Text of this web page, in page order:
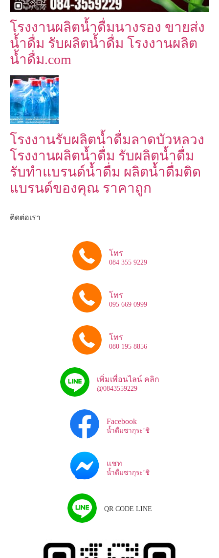
โรงงานผลิตน้ำดื่มนางรอง ขายส่ง
น้ำดื่ม รับผลิตน้ำดื่ม โรงงานผลิต
น้ำดื่ม.com
โรงงานรับผลิตน้ำดื่มลาดบัวหลวง
โรงงานผลิตน้ำดื่ม รับผลิตน้ำดื่ม
รับทำแบรนด์น้ำดื่ม ผลิตน้ำดื่มติด
แบรนด์ของคุณ ราคาถูก
ติดต่อเรา
โทร
084 355 9229
โทร
095 669 0999
โทร
080 195 8856
เพิ่มเพื่อนไลน์ คลิก
@0843559229
Facebook
น้ำดื่มซากุระ’ชิ
แชท
น้ำดื่มซากุระ’ชิ
QR CODE LINE